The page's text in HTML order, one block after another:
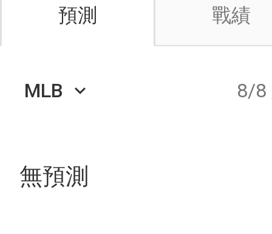
預測 戰績
MLB keyboard_arrow_down 8/8
無預測